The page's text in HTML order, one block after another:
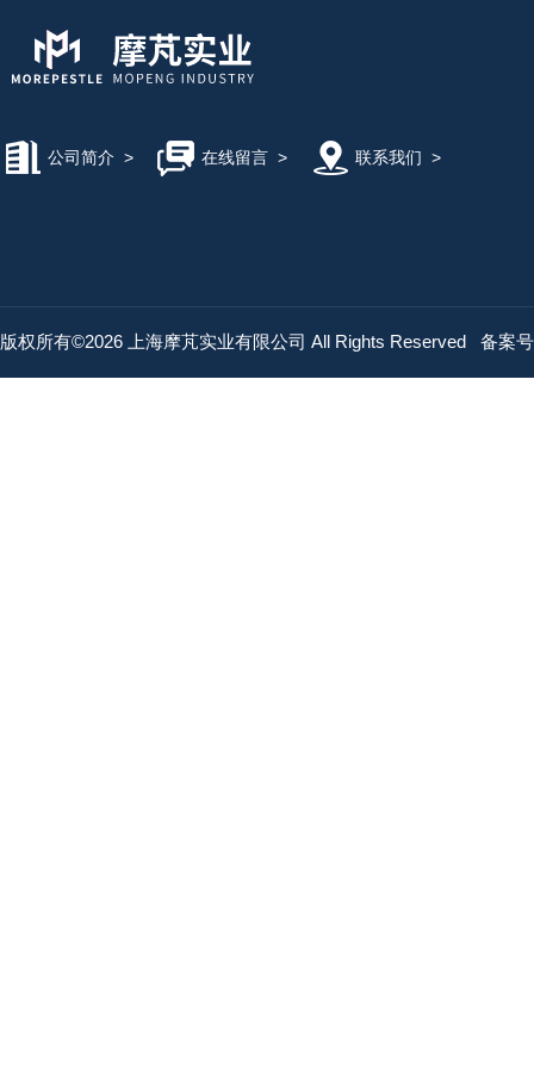
公司简介 > 在线留言> 联系我们 >
版权所有©2026 上海摩芃实业有限公司 All Rights Reserved 备案